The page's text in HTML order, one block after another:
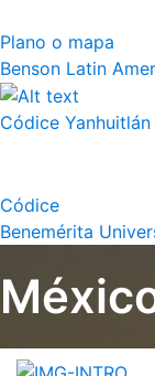
Plano o mapa
Benson Latin
Códice Yanhuitlán
Códice
Benemérita